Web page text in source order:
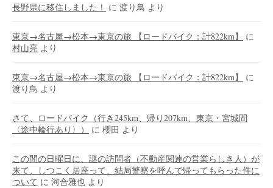
長野県に移住しました！ に 渡り鳥 より
東京→名古屋→松本→東京の旅 【ロードバイク：計822km】
に
村山亮 より
東京→名古屋→松本→東京の旅 【ロードバイク：計822km】
に
渡り鳥 より
さて、ロードバイク（行き245km、帰り207km、東京・宮城間
〈途中輪行あり〉）
に 櫻田 より
この間の日曜日に、謎の訪問者（不動産関連の営業らしき人）が
来て、しつこく居座って、結局警察を呼んで帰ってもらった件に
ついて に 河合雅也 より